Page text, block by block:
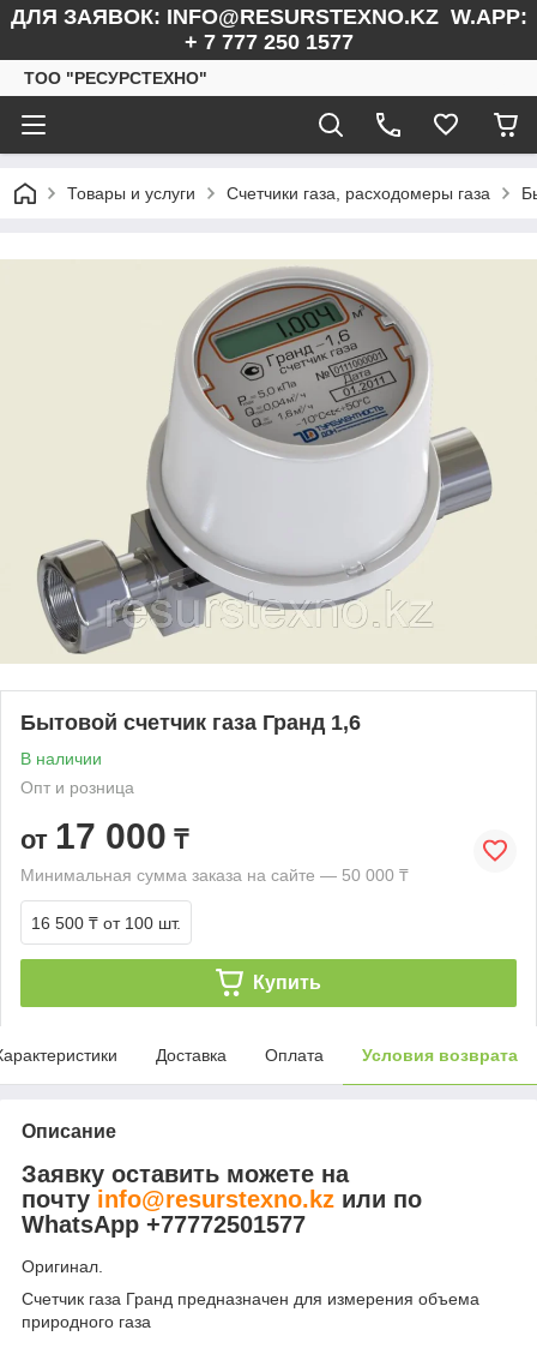
ДЛЯ ЗАЯВОК: INFO@RESURSTEXNO.KZ W.APP:
+ 7 777 250 1577
ТОО "РЕСУРСТЕХНО"
Товары и услуги Счетчики газа, расходомеры газа
Бытовой счетчик газа Гранд 1,6
В наличии
Опт и розница
от 17 000 ₸
Минимальная сумма заказа на сайте — 50 000 ₸
16 500 ₸ от 100 шт.
Купить
Доставка Оплата Условия возврата
Описание
Заявку оставить можете на
почту info@resurstexno.kz или по
WhatsApp +77772501577
Оригинал.
Счетчик газа Гранд предназначен для измерения объема
природного газа